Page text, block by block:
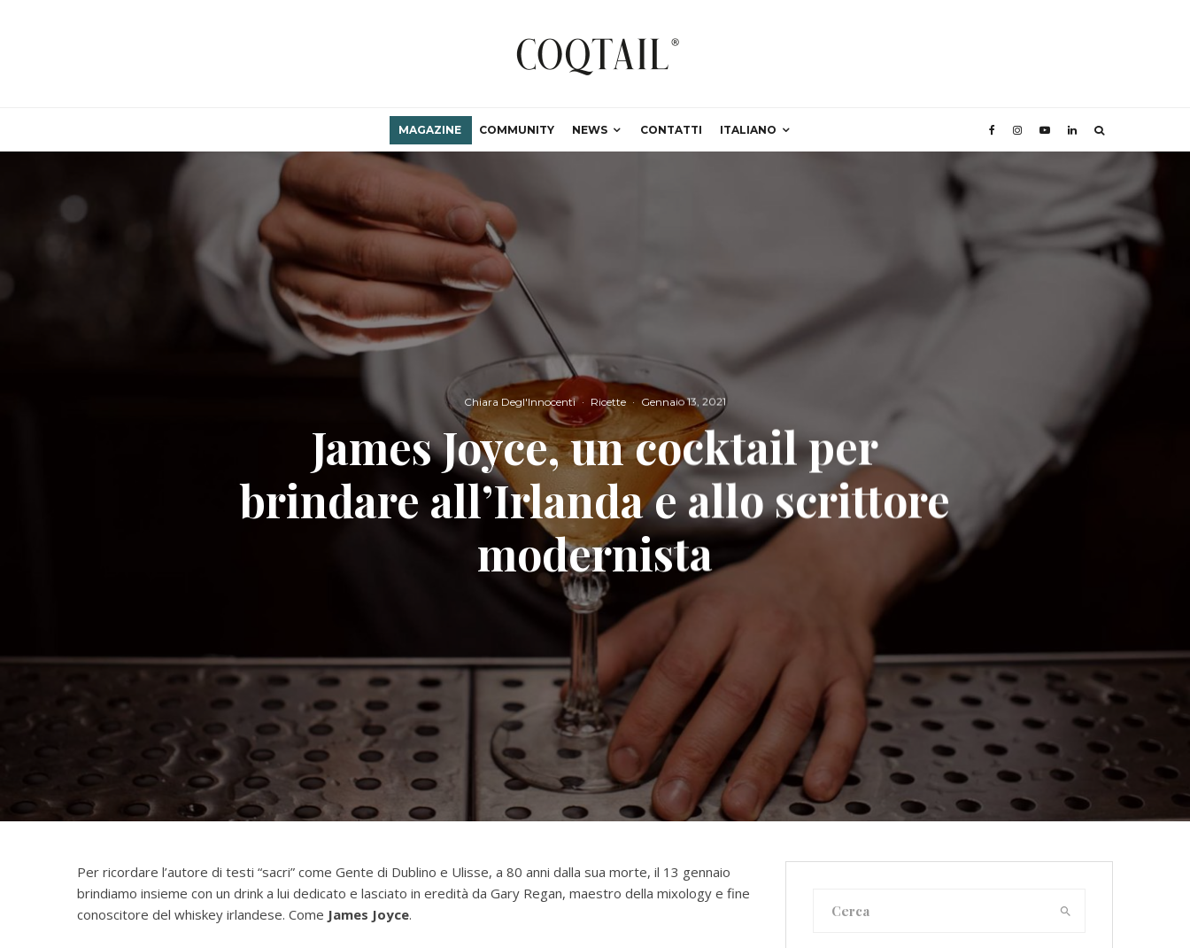
MAGAZINE COMMUNITY NEWS CONTATTI ITALIANO
Chiara Degl'Innocenti · Ricette · Gennaio 13, 2021
James Joyce, un cocktail per
brindare all’Irlanda e allo scrittore
modernista
Per ricordare l’autore di testi “sacri” come Gente di Dublino e Ulisse, a 80 anni dalla sua morte, il 13 gennaio
brindiamo insieme con un drink a lui dedicato e lasciato in eredità da Gary Regan, maestro della mixology e fine
conoscitore del whiskey irlandese. Come James Joyce.